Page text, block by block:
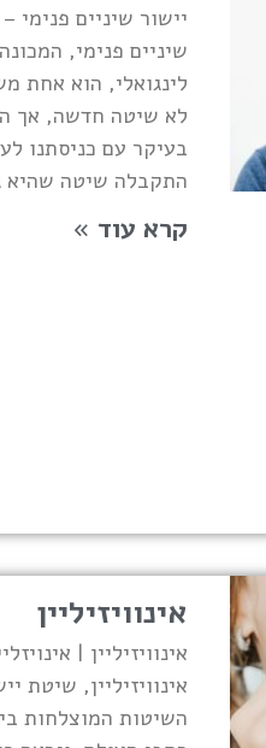
יישור שיניים פנימי
שיניים פנימי,
לינגואלי, הוא אחת
לא שיטה חדשה, אך
בעיקר עם כניסתנו
התקבלה שיטה שהיא
קרא עוד »
אינוויזיליין
אינוויזיליין |
אינוויזיליין,
השיטות המוצלחות